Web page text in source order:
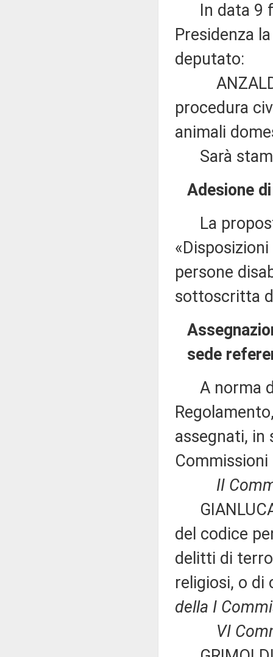
In data 9
Presidenza
deputato:
ANZALDI:
procedura
animali
Sarà
Adesione
La
persone
sottoscritta
sede
A norma
assegnati, in
II
del codice
delitti di
religiosi, o
della I
VI